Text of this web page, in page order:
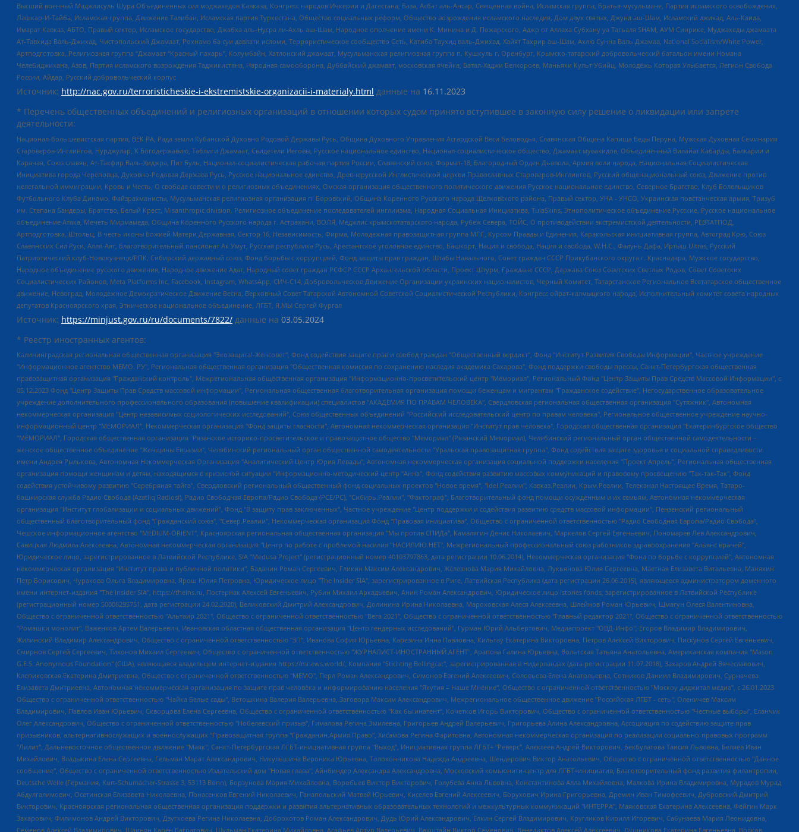
Высший военный Маджлисуль Шура Объединенных сил моджахедов Кавказа, Конгресс народов Ичкерии и Дагестана, База, Асбат аль-Ансар, Священная война, Исламская группа, Братья-мусульмане, Партия исламского освобождения,
Лашкар-И-Тайба, Исламская группа, Движение Талибан, Исламская партия Туркестана, Общество социальных реформ, Общество возрождения исламского наследия, Дом двух святых, Джунд аш-Шам, Исламский джихад, Аль-Каида,
Имарат Кавказ, АБТО, Правый сектор, Исламское государство, Джабха аль-Нусра ли-Ахль аш-Шам, Народное ополчение имени К. Минина и Д. Пожарского, Аджр от Аллаха Субхану уа Тагьаля SHAM, АУМ Синрике, Муджахеды джамаата
Ат-Тавхида Валь-Джихад, Чистопольский Джамаат, Рохнамо ба суи давлати исломи, Террористическое сообщество Сеть, Катиба Таухид валь-Джихад, Хайят Тахрир аш-Шам, Ахлю Сунна Валь Джамаа, National Socialism/White Power,
Артподготовка, Религиозная группа “Джамаат “Красный пахарь”, Колумбайн, Хатлонский джамаат, Мусульманская религиозная группа п. Кушкуль г. Оренбург, Крымско-татарский добровольческий батальон имени Номана
Челебиджихана, Азов, Партия исламского возрождения Таджикистана, Народная самооборона, Дуббайский джамаат, московская ячейка, Батал-Хаджи Белхороев, Маньяки Культ Убийц, Молодёжь Которая Улыбается, Легион Свобода
России, Айдар, Русский добровольческий корпус
Источник: http://nac.gov.ru/terroristicheskie-i-ekstremistskie-organizacii-i-materialy.html данные на 16.11.2023
* Перечень общественных объединений и религиозных организаций в отношении которых судом принято вступившее в законную силу решение о ликвидации или запрете
деятельности:
Национал-большевистская партия, ВЕК РА, Рада земли Кубанской Духовно Родовой Державы Русь, Община Духовного Управления Асгардской Веси Беловодья, Славянская Община Капища Веды Перуна, Мужская Духовная Семинария
Староверов-Инглингов, Нурджулар, К Богодержавию, Таблиги Джамаат, Свидетели Иеговы, Русское национальное единство, Национал-социалистическое общество, Джамаат мувахидов, Объединенный Вилайат Кабарды, Балкарии и
Карачая, Союз славян, Ат-Такфир Валь-Хиджра, Пит Буль, Национал-социалистическая рабочая партия России, Славянский союз, Формат-18, Благородный Орден Дьявола, Армия воли народа, Национальная Социалистическая
Инициатива города Череповца, Духовно-Родовая Держава Русь, Русское национальное единство, Древнерусской Инглистической церкви Православных Староверов-Инглингов, Русский общенациональный союз, Движение против
нелегальной иммиграции, Кровь и Честь, О свободе совести и о религиозных объединениях, Омская организация общественного политического движения Русское национальное единство, Северное Братство, Клуб Болельщиков
Футбольного Клуба Динамо, Файзрахманисты, Мусульманская религиозная организация п. Боровский, Община Коренного Русского народа Щелковского района, Правый сектор, УНА - УНСО, Украинская повстанческая армия, Тризуб
им. Степана Бандеры, Братство, Белый Крест, Misanthropic division, Религиозное объединение последователей инглиизма, Народная Социальная Инициатива, TulaSkins, Этнополитическое объединение Русские, Русское национальное
объединение Атака, Мечеть Мирмамеда, Община Коренного Русского народа г. Астрахани, ВОЛЯ, Меджлис крымскотатарского народа, Рубеж Севера, ТОЙС, О противодействии экстремистской деятельности, РЕВТАТПОД,
Артподготовка, Штольц, В честь иконы Божией Матери Державная, Сектор 16, Независимость, Фирма, Молодежная правозащитная группа МПГ, Курсом Правды и Единения, Каракольская инициативная группа, Автоград Крю, Союз
Славянских Сил Руси, Алля-Аят, Благотворительный пансионат Ак Умут, Русская республика Русь, Арестантское уголовное единство, Башкорт, Нация и свобода, Нация и свобода, W.H.С., Фалунь Дафа, Иртыш Ultras, Русский
Патриотический клуб-Новокузнецк/РПК, Сибирский державный союз, Фонд борьбы с коррупцией, Фонд защиты прав граждан, Штабы Навального, Совет граждан СССР Прикубанского округа г. Краснодара, Мужское государство,
Народное объединение русского движения, Народное движение Адат, Народный совет граждан РСФСР СССР Архангельской области, Проект Штурм, Граждане СССР, Держава Союз Советских Светлых Родов, Совет Советских
Социалистических Районов, Meta Platforms Inc, Facebook, Instagram, WhatsApp, СИЧ-С14, Добровольческое Движение Организации украинских националистов, Черный Комитет, Татарстанское Региональное Всетатарское общественное
движение, Невоград, Молодежное Демократическое Движение Весна, Верховный Совет Татарской Автономной Советской Социалистической Республики, Конгресс ойрат-калмыцкого народа, Исполнительный комитет совета народных
депутатов Красноярского края, Этническое национальное объединение, ЛГБТ, Я.МЫ Сергей Фургал
Источник: https://minjust.gov.ru/ru/documents/7822/ данные на 03.05.2024
* Реестр иностранных агентов:
Калининградская региональная общественная организация "Экозащита!-Женсовет", Фонд содействия защите прав и свобод граждан "Общественный вердикт", Фонд "Институт Развития Свободы Информации", Частное учреждение "Информационное агентство МЕМО. РУ", Региональная общественная организация "Общественная комиссия по сохранению наследия академика Сахарова", Фонд поддержки свободы прессы, Санкт-Петербургская общественная правозащитная организация "Гражданский контроль", Межрегиональная общественная организация "Информационно-просветительский центр "Мемориал", Региональный Фонд "Центр Защиты Прав Средств Массовой Информации", с 05.12.2023 Фонд "Центр Защиты Прав Средств массовой информации", Региональная общественная благотворительная организация помощи беженцам и мигрантам "Гражданское содействие", Негосударственное образовательное учреждение дополнительного профессионального образования (повышение квалификации) специалистов "АКАДЕМИЯ ПО ПРАВАМ ЧЕЛОВЕКА", Свердловская региональная общественная организация "Сутяжник", Автономная некоммерческая организация "Центр независимых социологических исследований", Союз общественных объединений "Российский исследовательский центр по правам человека", Региональное общественное учреждение научно-информационный центр "МЕМОРИАЛ", Некоммерческая организация "Фонд защиты гласности", Автономная некоммерческая организация "Институт прав человека", Городская общественная организация "Екатеринбургское общество "МЕМОРИАЛ", Городская общественная организация "Рязанское историко-просветительское и правозащитное общество "Мемориал" (Рязанский Мемориал), Челябинский региональный орган общественной самодеятельности – женское общественное объединение "Женщины Евразии", Челябинский региональный орган общественной самодеятельности "Уральская правозащитная группа", Фонд содействия защите здоровья и социальной справедливости имени Андрея Рылькова, Автономная Некоммерческая Организация "Аналитический Центр Юрия Левады", Автономная некоммерческая организация социальной поддержки населения "Проект Апрель", Региональная общественная организация помощи женщинам и детям, находящимся в кризисной ситуации "Информационно-методический центр "Анна", Фонд содействия развитию массовых коммуникаций и правовому просвещению "Так-так-Так", Фонд содействия устойчивому развитию "Серебряная тайга", Свердловский региональный общественный фонд социальных проектов "Новое время", "Idel.Реалии", Кавказ.Реалии, Крым.Реалии, Телеканал Настоящее Время, Татаро-башкирская служба Радио Свобода (Azatliq Radiosi), Радио Свободная Европа/Радио Свобода (PCE/PC), "Сибирь.Реалии", "Фактограф", Благотворительный фонд помощи осужденным и их семьям, Автономная некоммерческая организация "Институт глобализации и социальных движений", Фонд "В защиту прав заключенных", Частное учреждение "Центр поддержки и содействия развитию средств массовой информации", Пензенский региональный общественный благотворительный фонд "Гражданский союз", "Север.Реалии", Некоммерческая организация Фонд "Правовая инициатива", Общество с ограниченной ответственностью "Радио Свободная Европа/Радио Свобода", Чешское информационное агентство "MEDIUM-ORIENT", Красноярская региональная общественная организация "Мы против СПИДа", Камалягин Денис Николаевич, Маркелов Сергей Евгеньевич, Пономарев Лев Александрович, Савицкая Людмила Алексеевна, Автономная некоммерческая организация "Центр по работе с проблемой насилия "НАСИЛИЮ.НЕТ", Межрегиональный профессиональный союз работников здравоохранения "Альянс врачей", Юридическое лицо, зарегистрированное в Латвийской Республике, SIA "Medusa Project" (регистрационный номер 40103797863, дата регистрации 10.06.2014), Некоммерческая организация "Фонд по борьбе с коррупцией", Автономная некоммерческая организация "Институт права и публичной политики", Баданин Роман Сергеевич, Гликин Максим Александрович, Железнова Мария Михайловна, Лукьянова Юлия Сергеевна, Маетная Елизавета Витальевна, Маняхин Петр Борисович, Чуракова Ольга Владимировна, Ярош Юлия Петровна, Юридическое лицо "The Insider SIA", зарегистрированное в Риге, Латвийская Республика (дата регистрации 26.06.2015), являющееся администратором доменного имени интернет-издания "The Insider SIA", https://theins.ru, Постернак Алексей Евгеньевич, Рубин Михаил Аркадьевич, Анин Роман Александрович, Юридическое лицо Istories fonds, зарегистрированное в Латвийской Республике (регистрационный номер 50008295751, дата регистрации 24.02.2020), Великовский Дмитрий Александрович, Долинина Ирина Николаевна, Мароховская Алеся Алексеевна, Шлейнов Роман Юрьевич, Шмагун Олеся Валентиновна, Общество с ограниченной ответственностью "Альтаир 2021", Общество с ограниченной ответственностью "Вега 2021", Общество с ограниченной ответственностью "Главный редактор 2021", Общество с ограниченной ответственностью "Ромашки монолит", Важенков Артем Валерьевич, Ивановская областная общественная организация "Центр гендерных исследований", Гурман Юрий Альбертович, Медиапроект "ОВД-Инфо", Егоров Владимир Владимирович, Жилинский Владимир Александрович, Общество с ограниченной ответственностью "ЗП", Иванова София Юрьевна, Карезина Инна Павловна, Кильтау Екатерина Викторовна, Петров Алексей Викторович, Пискунов Сергей Евгеньевич, Смирнов Сергей Сергеевич, Тихонов Михаил Сергеевич, Общество с ограниченной ответственностью "ЖУРНАЛИСТ-ИНОСТРАННЫЙ АГЕНТ", Арапова Галина Юрьевна, Вольтская Татьяна Анатольевна, Американская компания "Mason G.E.S. Anonymous Foundation" (США), являющаяся владельцем интернет-издания https://mnews.world/, Компания "Stichting Bellingcat", зарегистрированная в Нидерландах (дата регистрации 11.07.2018), Захаров Андрей Вячеславович, Клепиковская Екатерина Дмитриевна, Общество с ограниченной ответственностью "МЕМО", Перл Роман Александрович, Симонов Евгений Алексеевич, Соловьева Елена Анатольевна, Сотников Даниил Владимирович, Сурначева Елизавета Дмитриевна, Автономная некоммерческая организация по защите прав человека и информированию населения "Якутия – Наше Мнение", Общество с ограниченной ответственностью "Москоу диджитал медиа", с 26.01.2023 Общество с ограниченной ответственностью "Чайка Белые сады", Ветошкина Валерия Валерьевна, Заговора Максим Александрович, Межрегиональное общественное движение "Российская ЛГБТ - сеть", Оленичев Максим Владимирович, Павлов Иван Юрьевич, Скворцова Елена Сергеевна, Общество с ограниченной ответственностью "Как бы инагент", Кочетков Игорь Викторович, Общество с ограниченной ответственностью "Честные выборы", Еланчик Олег Александрович, Общество с ограниченной ответственностью "Нобелевский призыв", Гималова Регина Эмилевна, Григорьев Андрей Валерьевич, Григорьева Алина Александровна, Ассоциация по содействию защите прав призывников, альтернативнослужащих и военнослужащих "Правозащитная группа "Гражданин.Армия.Право", Хисамова Регина Фаритовна, Автономная некоммерческая организация по реализации социально-правовых программ "Лилит", Дальневосточное общественное движение "Маяк", Санкт-Петербургская ЛГБТ-инициативная группа "Выход", Инициативная группа ЛГБТ+ "Реверс", Алексеев Андрей Викторович, Бекбулатова Таисия Львовна, Беляев Иван Михайлович, Владыкина Елена Сергеевна, Гельман Марат Александрович, Никульшина Вероника Юрьевна, Толоконникова Надежда Андреевна, Шендерович Виктор Анатольевич, Общество с ограниченной ответственностью "Данное сообщение", Общество с ограниченной ответственностью Издательский дом "Новая глава", Айнбиндер Александра Александровна, Московский комьюнити-центр для ЛГБТ+инициатив, Благотворительный фонд развития филантропии, Deutsche Welle (Германия, Kurt-Schumacher-Strasse 3, 53113 Bonn), Борзунова Мария Михайловна, Воробьев Виктор Викторович, Голубева Анна Львовна, Константинова Алла Михайловна, Малкова Ирина Владимировна, Мурадов Мурад Абдулгалимович, Осетинская Елизавета Николаевна, Понасенков Евгений Николаевич, Ганапольский Матвей Юрьевич, Киселев Евгений Алексеевич, Борухович Ирина Григорьевна, Дремин Иван Тимофеевич, Дубровский Дмитрий Викторович, Красноярская региональная общественная организация поддержки и развития альтернативных образовательных технологий и межкультурных коммуникаций "ИНТЕРРА", Маяковская Екатерина Алексеевна, Фейгин Марк Захарович, Филимонов Андрей Викторович, Дзугкоева Регина Николаевна, Доброхотов Роман Александрович, Дудь Юрий Александрович, Елкин Сергей Владимирович, Кругликов Кирилл Игоревич, Сабунаева Мария Леонидовна, Семенов Алексей Владимирович, Шаинян Карен Багратович, Шульман Екатерина Михайловна, Асафьев Артур Валерьевич, Вахштайн Виктор Семенович, Венедиктов Алексей Алексеевич, Лушникова Екатерина Евгеньевна, Волков Леонид Михайлович, Невзоров Александр Глебович, Пархоменко Сергей Борисович, Сироткин Ярослав Николаевич, Кара-Мурза Владимир Владимирович, Баранова Наталья Владимировна, Гозман Леонид Яковлевич, Кагарлицкий Борис Юльевич, Климарев Михаил Валерьевич, Милов Владимир Станиславович, Автономная некоммерческая организация Краснодарский центр современного искусства "Типография", Моргенштерн Алишер Тагирович, Соболь Любовь Эдуардовна, Общество с ограниченной ответственностью "ЛИЗА НОРМ", Каспаров Гарри Кимович, Ходорковский Михаил Борисович, Общество с ограниченной ответственностью "Апрельские тезисы", Данилович Ирина Брониславовна, Кашин Олег Владимирович, Петров Николай Владимирович, Пивоваров Алексей Владимирович, Соколов Михаил Владимирович, Цветкова Юлия Владимировна, Чичваркин Евгений Александрович, Комитет против пыток/Команда против пыток, Общество с ограниченной ответственностью "Первый научный", Общество с ограниченной ответственностью "Вертолет и ко", Белоцерковская Вероника Борисовна, Кац Максим Евгеньевич, Лазарева Татьяна Юрьевна, Шаведдинов Руслан Табризович, Яшин Илья Валерьевич, Общество с ограниченной ответственностью "Иноагент ААВ", Алешковский Дмитрий Петрович, Альбац Евгения Марковна, Быков Дмитрий Львович, Галямина Юлия Евгеньевна, Лойко Сергей Леонидович, Мартынов Кирилл Константинович, Медведев Сергей Александрович, Крашенинников Федор Геннадиевич, Гордеева Катерина Вл